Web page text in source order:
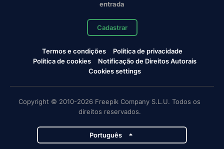
entrada
Cadastrar
Termos e condições
Política de privacidade
Política de cookies
Notificação de Direitos Autorais
Cookies settings
Copyright © 2010-2026 Freepik Company S.L.U. Todos os
direitos reservados.
Português